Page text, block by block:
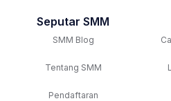
Seputar SMM
SMM Blog
Tentang SMM
Pendaftaran